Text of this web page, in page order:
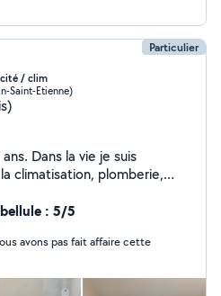
Particulier
/ clim
Saint-Etienne)
Dans la vie je suis
climatisation, plomberie,
travail propre et soigné.
: 5/5
avons pas fait affaire cette